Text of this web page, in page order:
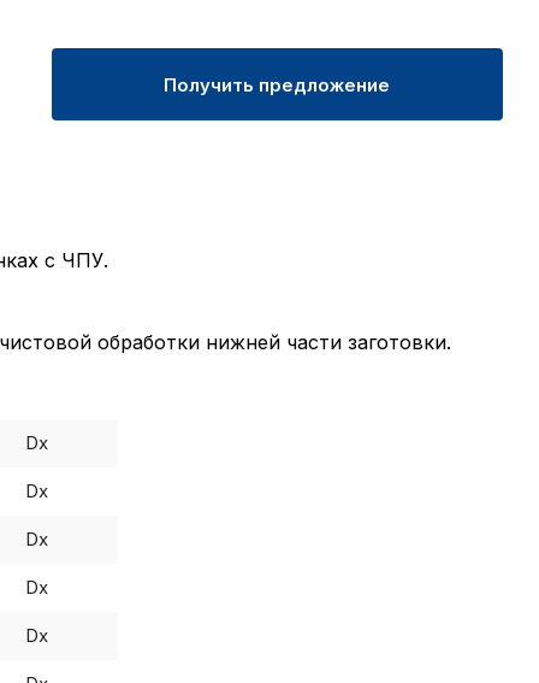
Получить предложение
с ЧПУ.
обработки нижней части заготовки.
Dx
Dx
Dx
Dx
Dx